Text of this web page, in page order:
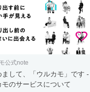
公式note
まして、「ウルカモ」です -
モのサービスについて